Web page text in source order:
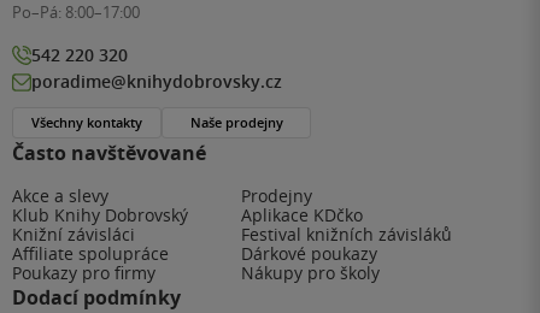
Často navštěvované
Akce a slevy
Prodejny
Klub Knihy Dobrovský
Aplikace KDčko
Knižní závisláci
Festival knižních závisláků
Affiliate spolupráce
Dárkové poukazy
Poukazy pro firmy
Nákupy pro školy
Dodací podmínky
Po–Pá: 8:00–17:00
542 220 320
poradime@knihydobrovsky.cz
Všechny kontakty Naše prodejny